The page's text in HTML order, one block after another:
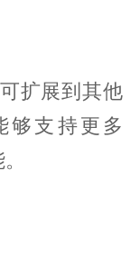
扩展到其他
够支持更多